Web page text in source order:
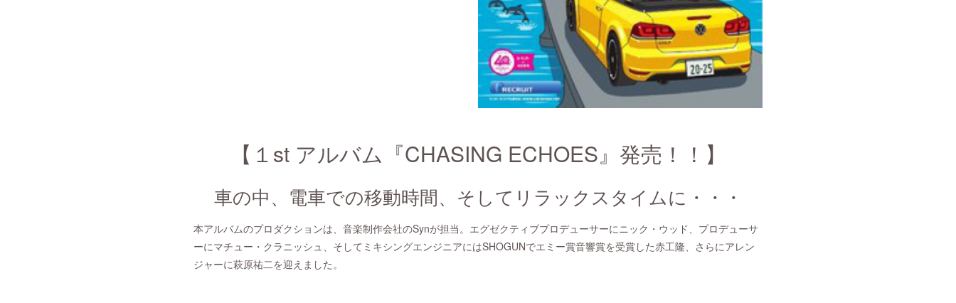
【１st アルバム『CHASING ECHOES』発売！！】
車の中、電車での移動時間、そしてリラックスタイムに・・・
本アルバムのプロダクションは、音楽制作会社のSynが担当。エグゼクティブプロデューサーにニック・ウッド、プロデューサ
ーにマチュー・クラニッシュ、そしてミキシングエンジニアにはSHOGUNでエミー賞音響賞を受賞した赤工隆、さらにアレン
ジャーに萩原祐二を迎えました。